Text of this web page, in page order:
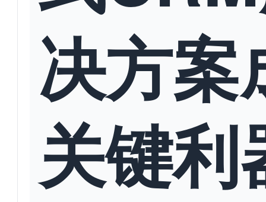
决方案
关键利